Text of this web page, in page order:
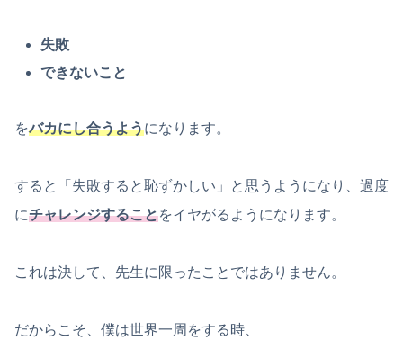
失敗
できないこと
をバカにし合うようになります。
すると「失敗すると恥ずかしい」と思うようになり、過度
にチャレンジすることをイヤがるようになります。
これは決して、先生に限ったことではありません。
だからこそ、僕は世界一周をする時、